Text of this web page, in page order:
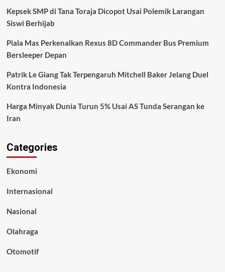
Kepsek SMP di Tana Toraja Dicopot Usai Polemik Larangan
Siswi Berhijab
Piala Mas Perkenalkan Rexus 8D Commander Bus Premium
Bersleeper Depan
Patrik Le Giang Tak Terpengaruh Mitchell Baker Jelang Duel
Kontra Indonesia
Harga Minyak Dunia Turun 5% Usai AS Tunda Serangan ke
Iran
Categories
Ekonomi
Internasional
Nasional
Olahraga
Otomotif